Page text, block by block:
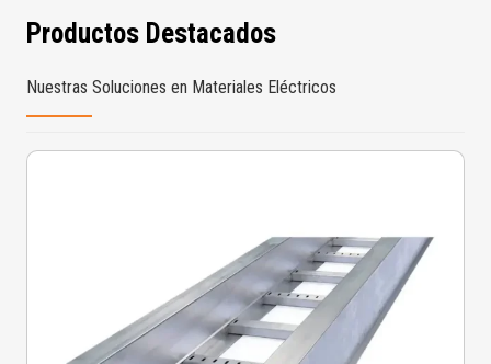
Productos Destacados
Nuestras Soluciones en Materiales Eléctricos